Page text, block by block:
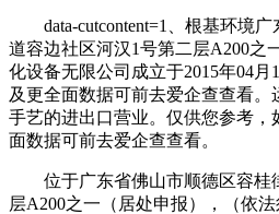
data-cutcontent=1、根基环境广
道容边社区河汉1号第二层A200之
化设备无限公司成立于2015年04
及更全面数据可前去爱企查查看。
手艺的进出口营业。仅供您参考，
面数据可前去爱企查查看。
位于广东省佛山市顺德区容桂
层A200之一（居处申报），（依